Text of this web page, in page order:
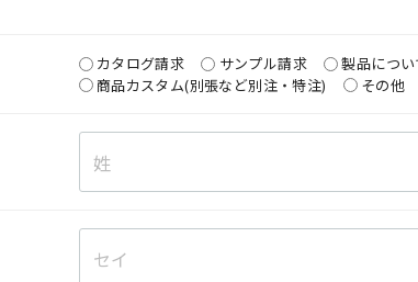
カタログ請求 サンプル請求
製品につ
商品カスタム(別張など別注・特注)
その他